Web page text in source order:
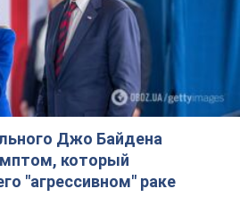
Джо Байдена
который
"агрессивном" раке